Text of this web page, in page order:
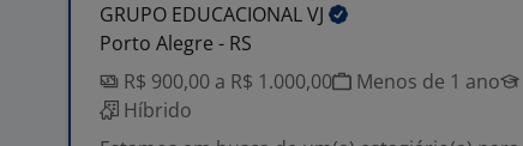
GRUPO EDUCACIONALVJ
Porto Alegre - RS
R$ 900,00 a R$ 1.000,00
Menos de 1 ano
Híbrido